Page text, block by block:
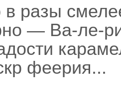
разы
— Ва-ле-
феерия...